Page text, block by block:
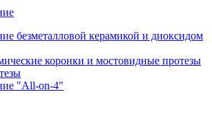
безметалловой керамикой и диоксидом
коронки и мостовидные протезы
"All-on-4"